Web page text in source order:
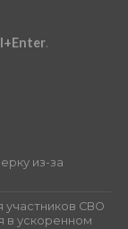
.
из-за
СВО
в ускоренном